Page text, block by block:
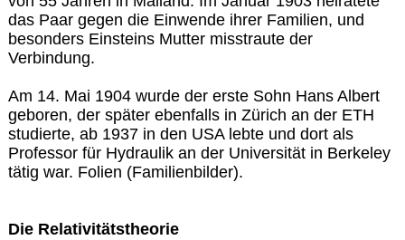
das Paar gegen die Einwende ihrer Familien, und
besonders Einsteins Mutter misstraute der
Verbindung.
Am 14. Mai 1904 wurde der erste Sohn Hans Albert
geboren, der später ebenfalls in Zürich an der ETH
studierte, ab 1937 in den USA lebte und dort als
Professor für Hydraulik an der Universität in Berkeley
tätig war. Folien (Familienbilder).
Die Relativitätstheorie